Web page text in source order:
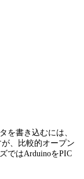
を書き込むには、
、比較的オープン
ではArduinoをPIC